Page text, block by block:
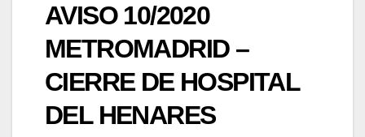
AVISO 10/2020
METROMADRID –
CIERRE DE HOSPITAL
DEL HENARES